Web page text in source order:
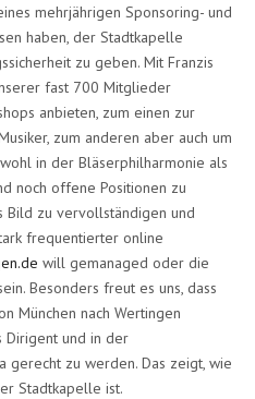
mehrjährigen Sponsoring- und
haben, der Stadtkapelle
zu geben. Mit Franzis
fast 700 Mitglieder
anbieten, zum einen zur
zum anderen aber auch um
in der Bläserphilharmonie als
noch offene Positionen zu
Bild zu vervollständigen und
frequentierter online
will gemanaged oder die
Besonders freut es uns, dass
München nach Wertingen
Dirigent und in der
gerecht zu werden. Das zeigt, wie
Stadtkapelle ist.